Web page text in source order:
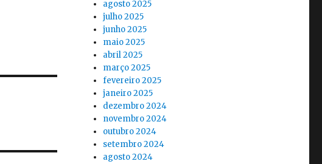
agosto 2025
julho 2025
junho 2025
maio 2025
abril 2025
março 2025
fevereiro 2025
janeiro 2025
dezembro 2024
novembro 2024
outubro 2024
setembro 2024
agosto 2024